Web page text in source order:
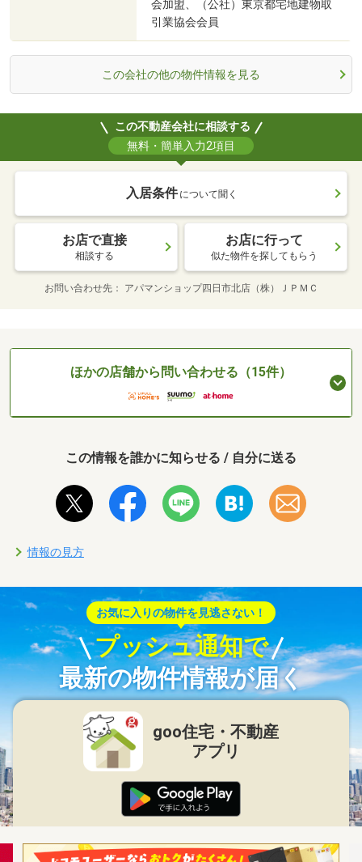
会加盟、（公社）東京都宅地建物取
引業協会会員
この会社の他の物件情報を見る
この不動産会社に相談する
無料・簡単入力2項目
入居条件 について聞く
お店で直接
相談する
お店に行って
似た物件を探してもらう
お問い合わせ先 アパマンショップ四日市北店（株）ＪＰＭＣ
ほかの店舗から問い合わせる（15件）
この情報を誰かに知らせる / 自分に送る
情報の見方
お気に入りの物件を見逃さない！
プッシュ通知で
最新の物件情報が届く
goo住宅・不動産
アプリ